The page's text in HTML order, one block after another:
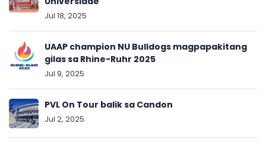
Jul 18, 2025
UAAP champion NU Bulldogs magpapakitang
gilas sa Rhine-Ruhr 2025
Jul 9, 2025
PVL On Tour balik sa Candon
Jul 2, 2025